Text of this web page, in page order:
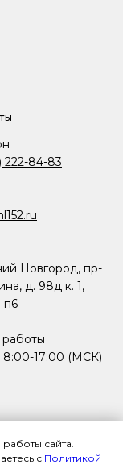
сайта.
с Политикой
222-84-83
Новгород, пр-
д. 98д к. 1,
п6
8:00-17:00 (МСК)